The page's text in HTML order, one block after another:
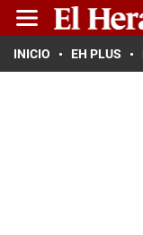
INICIO EH PLUS